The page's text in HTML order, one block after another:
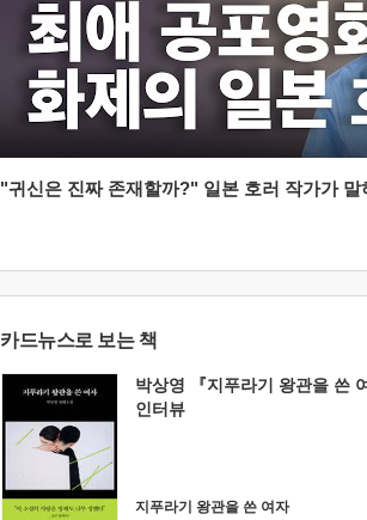
"귀신은 진짜 존재할까?" 일본 호러 작가가
카드뉴스로 보는 책
박상영 『지푸라기 왕관을 쓴
인터뷰
지푸라기 왕관을 쓴 여자